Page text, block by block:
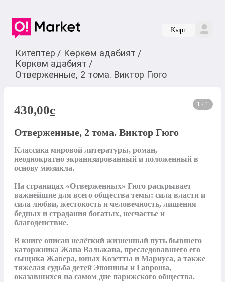
Кырг
Китептер / Көркөм адабият /
Көркөм адабият /
Отверженные, 2 тома. Виктор Гюго
1 / 1
430,00c
Отверженные, 2 тома. Виктор Гюго
Классика мировой литературы, роман,
неоднократно экранизированный и положенный в
основу мюзикла.
На страницах «Отверженных» Гюго раскрывает
важнейшие для всего общества темы: сила власти и
сила любви, жестокость и человечность, лишения
бедных и страдания богатых, несчастье и
благоденствие.
В книге описан нелёгкий жизненный путь бывшего
каторжника Жана Вальжана, преследовавшего его
сыщика Жавера, юных Козетты и Мариуса, а также
тяжелая судьба детей Эпонины и Гавроша,
оказавшихся на самом дне парижского общества.